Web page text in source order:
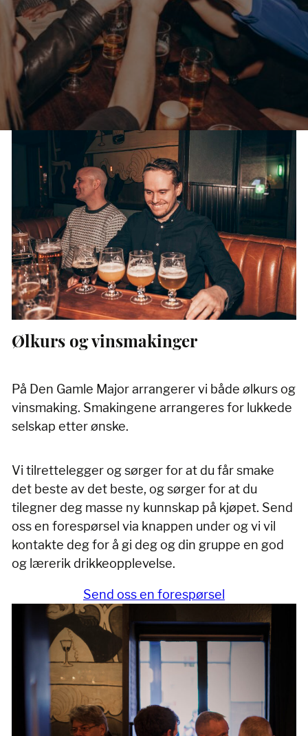
Ølkurs og vinsmakinger
På Den Gamle Major arrangerer vi både ølkurs og
vinsmaking. Smakingene arrangeres for lukkede
selskap etter ønske.
Vi tilrettelegger og sørger for at du får smake
det beste av det beste, og sørger for at du
tilegner deg masse ny kunnskap på kjøpet. Send
oss en forespørsel via knappen under og vi vil
kontakte deg for å gi deg og din gruppe en god
og lærerik drikkeopplevelse.
Send oss en forespørsel